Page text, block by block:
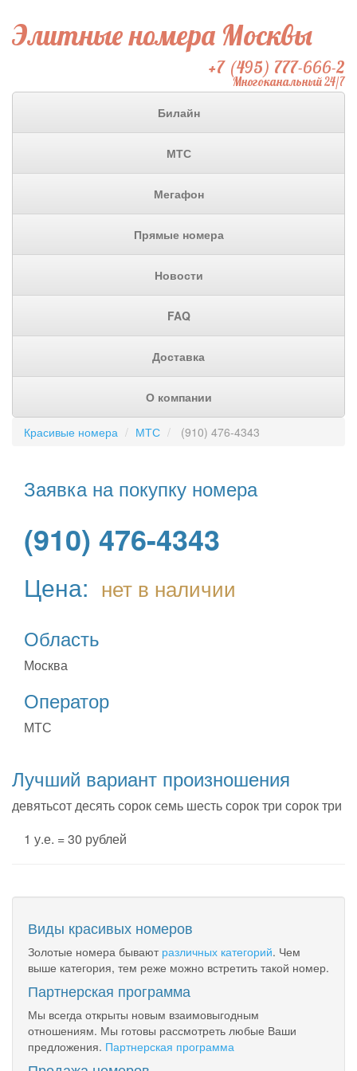
Элитные номера Москвы
+7 (495) 777-666-2
Многоканальный 24/7
Билайн
МТС
Мегафон
Прямые номера
Новости
FAQ
Доставка
О компании
Красивые номера МТС (910) 476-4343
Заявка на покупку номера
(910) 476-4343
Цена: нет в наличии
Область
Москва
Оператор
МТС
Лучший вариант произношения
девятьсот десять сорок семь шесть сорок три сорок три
1 у.е. = 30 рублей
Виды красивых номеров
Золотые номера бывают различных категорий. Чем
выше категория, тем реже можно встретить такой номер.
Партнерская программа
Мы всегда открыты новым взаимовыгодным
отношениям. Мы готовы рассмотреть любые Ваши
предложения. Партнерская программа